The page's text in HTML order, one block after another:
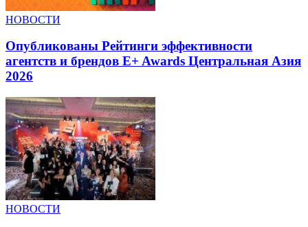
НОВОСТИ
Опубликованы Рейтинги эффективности
агентств и брендов E+ Awards Центральная Азия
2026
НОВОСТИ